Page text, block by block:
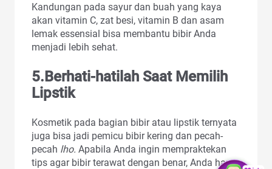
Kandungan pada sayur dan buah yang kaya
akan vitamin C, zat besi, vitamin B dan asam
lemak essensial bisa membantu bibir Anda
menjadi lebih sehat.
5.Berhati-hatilah Saat Memilih
Lipstik
Kosmetik pada bagian bibir atau lipstik ternyata
juga bisa jadi pemicu bibir kering dan pecah-
pecah lho. Apabila Anda ingin mempraktekan
tips agar bibir terawat dengan benar, Anda harus